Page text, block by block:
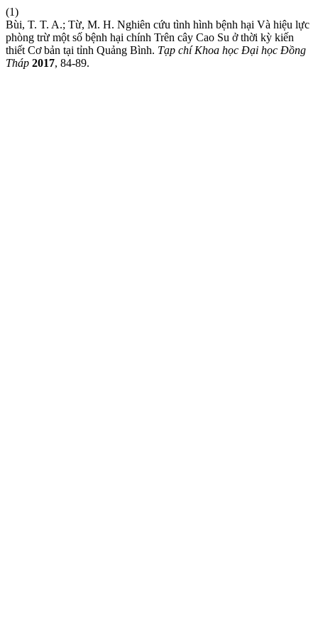
(1)
Bùi, T. T. A.; Từ, M. H. Nghiên cứu tình hình bệnh hại Và hiệu lực
phòng trừ một số bệnh hại chính Trên cây Cao Su ở thời kỳ kiến
thiết Cơ bản tại tỉnh Quảng Bình. Tạp chí Khoa học Đại học Đồng
Tháp 2017, 84-89.